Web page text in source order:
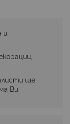
и
ще
Ви.